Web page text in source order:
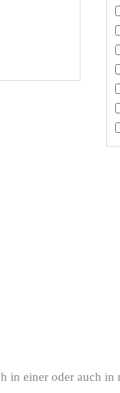
in einer oder auch in